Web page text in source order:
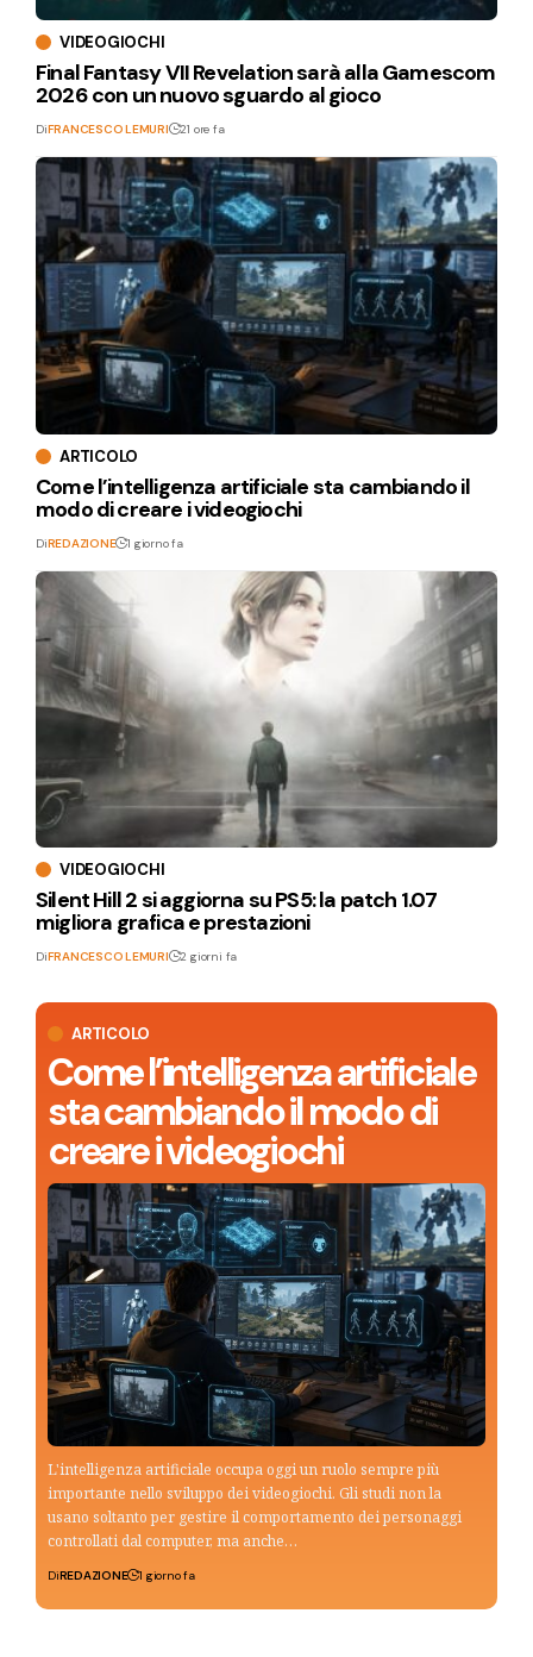
ARTICOLO
Come l’intelligenza artificiale
sta cambiando il modo di
creare i videogiochi
L'intelligenza artificiale occupa oggi un ruolo sempre più
importante nello sviluppo dei videogiochi. Gli studi non la
usano soltanto per gestire il comportamento dei personaggi
controllati dal computer, ma anche…
DiREDAZIONE 1 giorno fa
VIDEOGIOCHI
Final Fantasy VII Revelation sarà alla Gamescom
2026 con un nuovo sguardo al gioco
DiFRANCESCO LEMURI 21 ore fa
ARTICOLO
Come l’intelligenza artificiale sta cambiando il
modo di creare i videogiochi
DiREDAZIONE 1 giorno fa
VIDEOGIOCHI
Silent Hill 2 si aggiorna su PS5: la patch 1.07
migliora grafica e prestazioni
DiFRANCESCO LEMURI 2 giorni fa